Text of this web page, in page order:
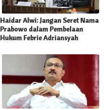
Haidar Alwi: Jangan Seret Nama
Prabowo dalam Pembelaan
Hukum Febrie Adriansyah